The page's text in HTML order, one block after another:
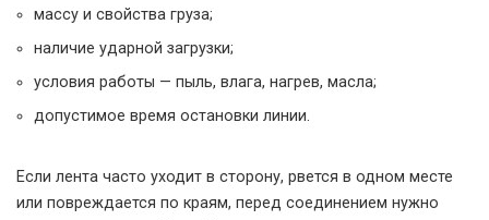
массу и свойства груза;
наличие ударной загрузки;
условия работы — пыль, влага, нагрев, масла;
допустимое время остановки линии.
Если лента часто уходит в сторону, рвется в одном месте
или повреждается по краям, перед соединением нужно